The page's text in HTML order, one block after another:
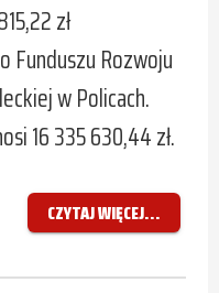
zł
Funduszu Rozwoju
w Policach.
16 335 630,44 zł.
CZYTAJ WIĘCEJ...